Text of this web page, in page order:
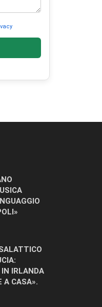
IRLANDA
A CASA».